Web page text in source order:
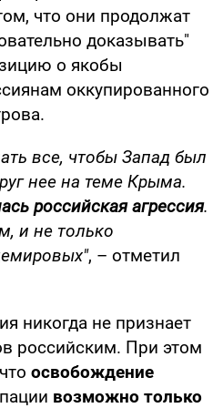
что они продолжат
доказывать"
о якобы
оккупированного
все, чтобы Запад был
нее на теме Крыма.
российская агрессия.
и не только
, – отметил
никогда не признает
российским. При этом
освобождение
возможно только